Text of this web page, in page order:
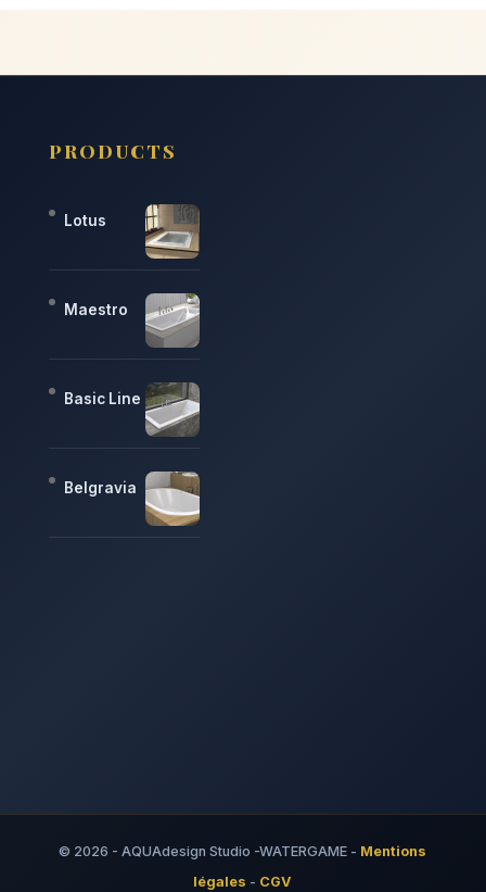
PRODUCTS
Lotus
Maestro
Basic Line
Belgravia
© 2026 - AQUAdesign Studio -WATERGAME - Mentions
légales - CGV